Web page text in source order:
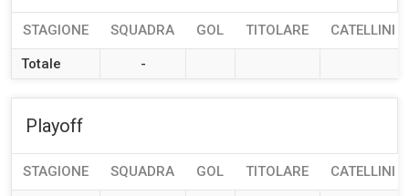
STAGIONE SQUADRA GOL TITOLARE CATELLINI
Totale -
Playoff
STAGIONE SQUADRA GOL TITOLARE CATELLINI